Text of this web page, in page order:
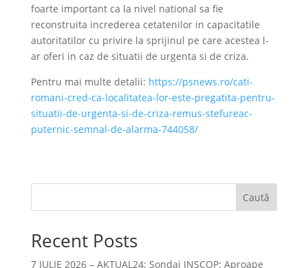
foarte important ca la nivel national sa fie
reconstruita increderea cetatenilor in capacitatile
autoritatilor cu privire la sprijinul pe care acestea l-
ar oferi in caz de situatii de urgenta si de criza.
Pentru mai multe detalii: https://psnews.ro/cati-
romani-cred-ca-localitatea-lor-este-pregatita-pentru-
situatii-de-urgenta-si-de-criza-remus-stefureac-
puternic-semnal-de-alarma-744058/
Caută
Recent Posts
7 IULIE 2026 – AKTUAL24: Sondaj INSCOP: Aproape